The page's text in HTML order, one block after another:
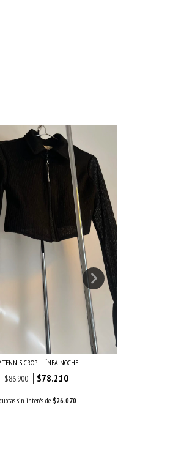
TENNIS CROP - LÍNEA NOCHE
$86.900 $78.210
cuotas sin interés de $26.070